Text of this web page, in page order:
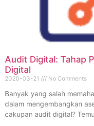
Audit Digital: Tahap
Digital
2020-03-21 No Comments
Banyak yang salah
dalam mengembangkan
cakupan audit digital?